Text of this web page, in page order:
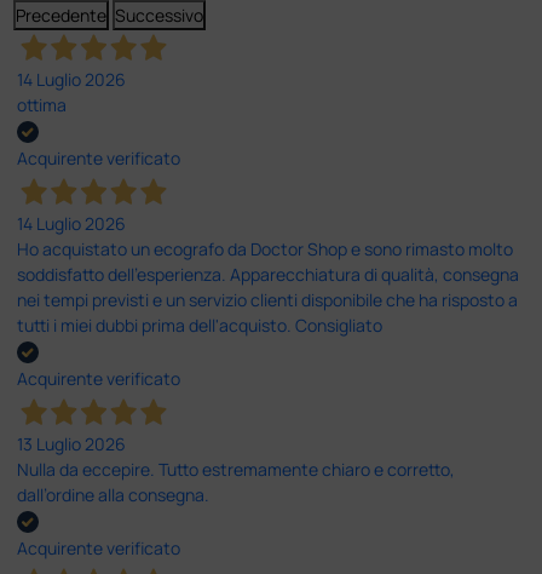
Precedente Successivo
14 Luglio 2026
ottima
Acquirente verificato
14 Luglio 2026
Ho acquistato un ecografo da Doctor Shop e sono rimasto molto
soddisfatto dell'esperienza. Apparecchiatura di qualità, consegna
nei tempi previsti e un servizio clienti disponibile che ha risposto a
tutti i miei dubbi prima dell'acquisto. Consigliato
Acquirente verificato
13 Luglio 2026
Nulla da eccepire. Tutto estremamente chiaro e corretto,
dall’ordine alla consegna.
Acquirente verificato